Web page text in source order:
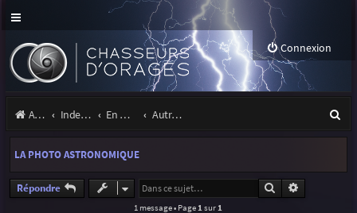
Connexion
Accueil Index du forum En marge des orages Autres images
e
LA PHOTO ASTRONOMIQUE
Répondre Rechercher
1 message • Page 1 sur 1